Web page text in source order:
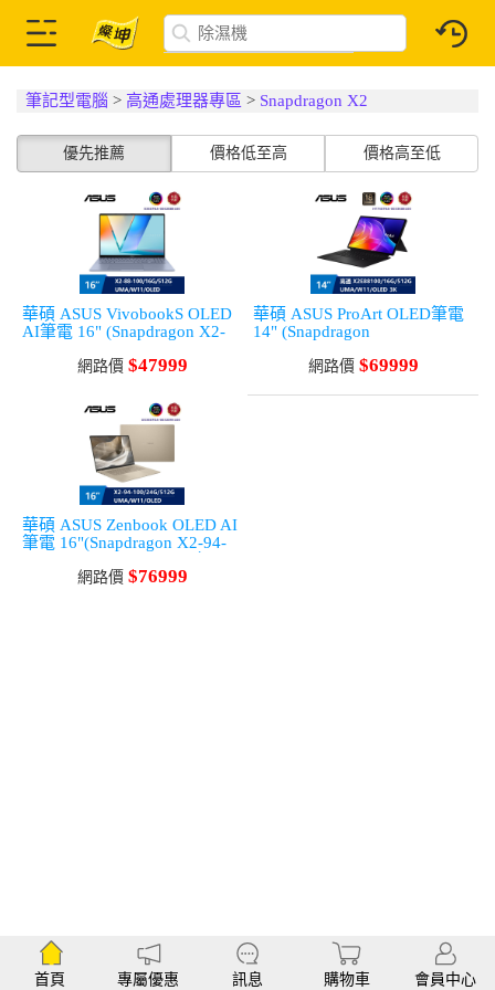
筆記型電腦 >高通處理器專區 > Snapdragon X2
優先推薦 價格低至高 價格高至低
華碩 ASUS VivobookS OLED
AI筆電 16" (Snapdragon X2-
100/16G/512G/Adreno/W11)
網路價 $47999
華碩 ASUS ProArt OLED筆電
14" (Snapdragon
網路價 $69999
華碩 ASUS Zenbook OLED AI
筆電 16"(Snapdragon X2-94-
網路價 $76999
首頁 專屬優惠 訊息 購物車 會員中心